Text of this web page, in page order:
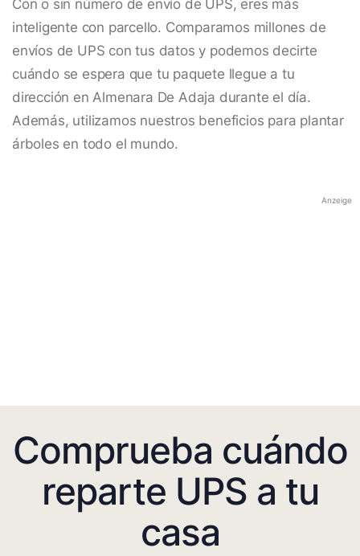
Con o sin número de envío de UPS, eres más
inteligente con parcello. Comparamos millones de
envíos de UPS con tus datos y podemos decirte
cuándo se espera que tu paquete llegue a tu
dirección en Almenara De Adaja durante el día.
Además, utilizamos nuestros beneficios para plantar
árboles en todo el mundo.
Anzeige
Comprueba cuándo
reparte UPS a tu
casa